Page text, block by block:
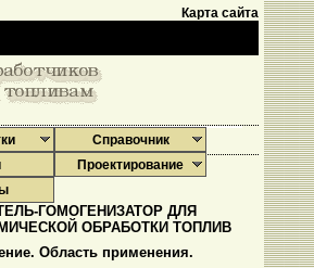
Карта сайта
Справочник
Проектирование
ГОМОГЕНИЗАТОР ДЛЯ
ОБРАБОТКИ ТОПЛИВ
Область применения.